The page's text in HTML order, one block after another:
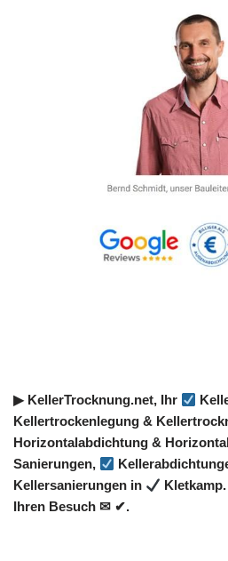
▶︎ KellerTrocknung.net, Ihr
Kellertrockenlegung &
Horizontalabdichtung &
Sanierungen,
Kellersanierungen in
Kletkamp.
Ihren Besuch ✉ ✔.